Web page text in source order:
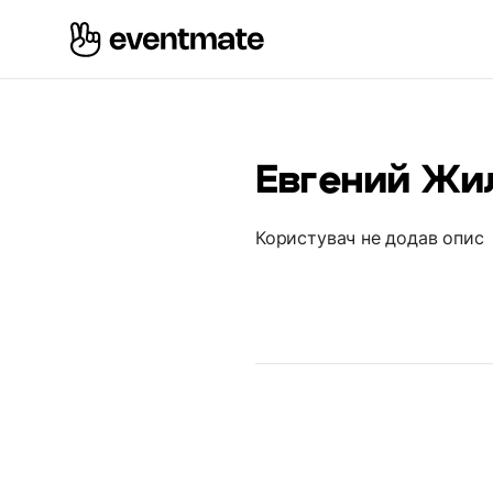
Евгений
Користувач не додав опис